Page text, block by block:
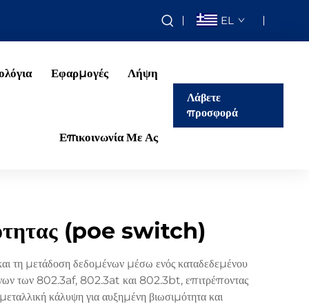
EL
Εφαρμογές Λήψη
Επικοινωνία Με Ας
Λάβετε
προσφορά
(poe switch)
τη μετάδοση δεδομένων μέσω ενός καταδεδεμένου
των 802.3af, 802.3at και 802.3bt, επιτρέποντας
κάλυψη για αυξημένη βιωσιμότητα και